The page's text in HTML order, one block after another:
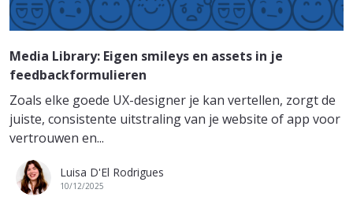
Media Library: Eigen smileys en assets in je
feedbackformulieren
Zoals elke goede UX-designer je kan vertellen, zorgt de
juiste, consistente uitstraling van je website of app voor
vertrouwen en...
Luisa D'El Rodrigues
10/12/2025